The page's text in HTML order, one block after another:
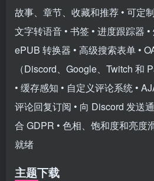
故事、章节、收藏和推荐 • 可定
文字转语音 • 书签 • 进度跟踪器
ePUB 转换器 • 高级搜索表单 •
（Discord、Google、Twitch 和
• 缓存感知 • 自定义评论系统 •
评论回复订阅 • 向 Discord 发送
合 GDPR • 色相、饱和度和亮度
就绪
主题下载